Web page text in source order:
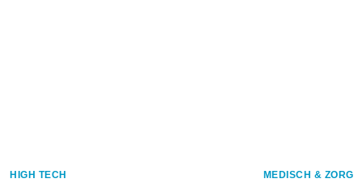
HIGH TECH MEDISCH & ZORG